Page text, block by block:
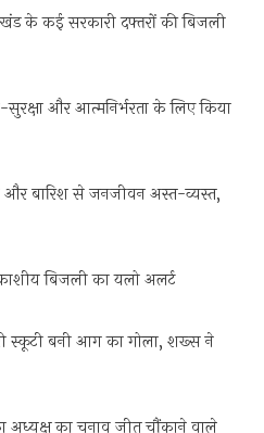
के कई सरकारी दफ्तरों की बिजली
और आत्मनिर्भरता के लिए किया
और बारिश से जनजीवन अस्त-व्यस्त,
बिजली का यलो अलर्ट
स्कूटी बनी आग का गोला, शख्स ने